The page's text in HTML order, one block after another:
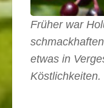
Früher war
etwas in
Köstlichkeiten.